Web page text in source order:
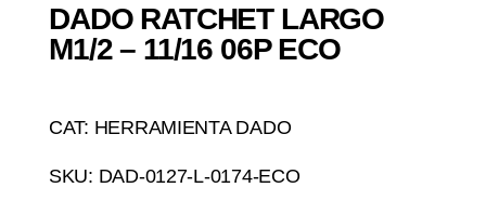
DADO RATCHET LARGO
M1/2 – 11/16 06P ECO
CAT: HERRAMIENTA DADO
SKU: DAD-0127-L-0174-ECO